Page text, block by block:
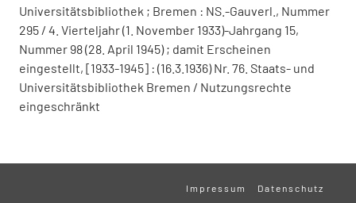
Universitätsbibliothek ; Bremen : NS.-Gauverl., Nummer
295 / 4. Vierteljahr (1. November 1933)-Jahrgang 15,
Nummer 98 (28. April 1945) ; damit Erscheinen
eingestellt, [1933-1945] : (16.3.1936) Nr. 76. Staats- und
Universitätsbibliothek Bremen / Nutzungsrechte
eingeschränkt
Impressum Datenschutz